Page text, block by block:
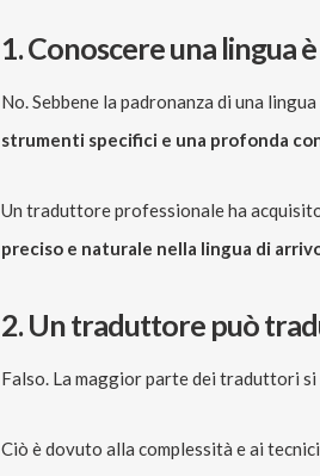
1. Conoscere una lingua
No. Sebbene la padronanza di una
strumenti specifici e una profonda
Un traduttore professionale ha
preciso e naturale nella lingua di
2. Un traduttore può
Falso. La maggior parte dei traduttori si
Ciò è dovuto alla complessità e ai